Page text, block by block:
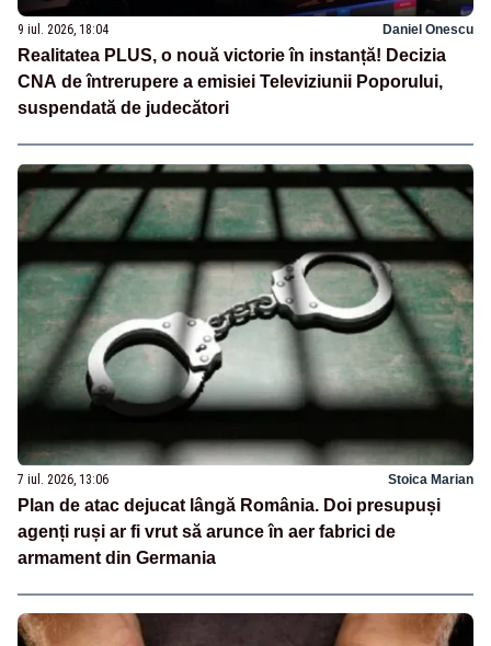
9 iul. 2026, 18:04 Daniel Onescu
Realitatea PLUS, o nouă victorie în instanță! Decizia
CNA de întrerupere a emisiei Televiziunii Poporului,
suspendată de judecători
7 iul. 2026, 13:06 Stoica Marian
Plan de atac dejucat lângă România. Doi presupuși
agenți ruși ar fi vrut să arunce în aer fabrici de
armament din Germania